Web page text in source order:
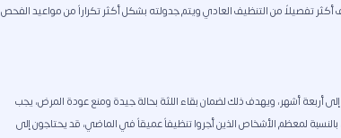
تفصيلاً من التنظيف العادي ويتم جدولته بشكل أكثر تكراراً من مواعيد الفحص
أربعة أشهر، ويهدف ذلك لضمان بقاء اللثة بحالة جيدة ومنع عودة المرض، يجب
لمعظم الأشخاص الذين أجروا تنظيفاً عميقاً في الماضي، قد يحتاجون إلى